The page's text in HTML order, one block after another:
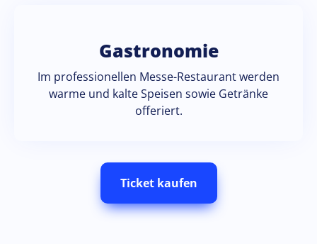
Gastronomie
Im professionellen Messe-Restaurant werden
warme und kalte Speisen sowie Getränke
offeriert.
Ticket kaufen